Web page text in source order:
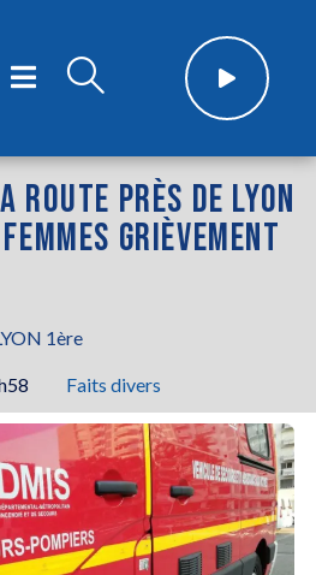
ROUTE PRÈS DE LYON
GRIÈVEMENT
1ère
Faits divers